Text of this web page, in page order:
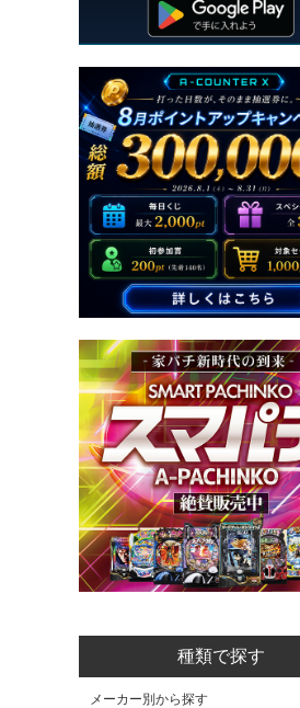
種類で探す
メーカー別から探す